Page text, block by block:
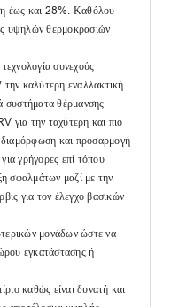
έως και 28%. Καθόλου
υψηλών θερμοκρασιών
συνεχούς
καλύτερη εναλλακτική
συστήματα θέρμανσης
για την ταχύτερη και πιο
και προσαρμογή
γρήγορες επί τόπου
σφαλμάτων μαζί με την
για τον έλεγχο βασικών
μονάδων ώστε να
εγκατάστασης ή
καθώς είναι δυνατή και